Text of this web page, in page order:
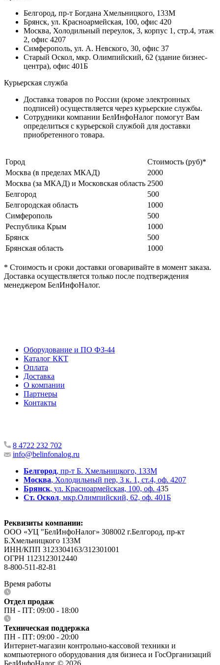
Белгород, пр-т Богдана Хмельницкого, 133М
Брянск, ул. Красноармейская, 100, офис 420
Москва, Холодильный переулок, 3, корпус 1, стр.4, этаж
2, офис 4207
Симферополь, ул. А. Невского, 30, офис 37
Старый Оскол, мкр. Олимпийский, 62 (здание бизнес-
центра), офис 401Б
Курьерская служба
Доставка товаров по России (кроме электронных
подписей) осуществляется через курьерские службы.
Сотрудники компании БелИнфоНалог помогут Вам
определиться с курьерской службой для доставки
приобретенного товара.
Город
Стоимость (руб)*
Москва (в пределах МКАД)
2000
Москва (за МКАД) и Московская область 2500
Белгород
500
Белгородская область
1000
Симферополь
500
Республика Крым
1000
Брянск
500
Брянская область
1000
* Стоимость и сроки доставки оговаривайте в момент заказа.
Доставка осуществляется только после подтверждения
менеджером БелИнфоНалог.
Оборудование и ПО ФЗ-44
Каталог ККТ
Оплата
Доставка
О компании
Партнеры
Контакты
8 4722 232 702
info@belinfonalog.ru
Белгород, пр-т Б. Хмельницкого, 133М
Москва, Холодильный пер, 3 к. 1, ст.4, оф. 4207
Брянск, ул. Красноармейская, 100, оф. 435
Ст. Оскол, мкр.Олимпийский, 62, оф. 401Б
Реквизиты компании:
ООО «УЦ "БелИнфоНалог» 308002 г.Белгород, пр-кт
Б.Хмельницкого 133М
ИНН/КПП 3123304163/312301001
ОГРН 1123123012440
8-800-511-82-81
Время работы
Отдел продаж
ПН - ПТ: 09:00 - 18:00
Техническая поддержка
ПН - ПТ: 09:00 - 20:00
Интернет-магазин контрольно-кассовой техники и
компьютерного оборудования для бизнеса и ГосОрганизаций
БелИнфоНалог © 2026